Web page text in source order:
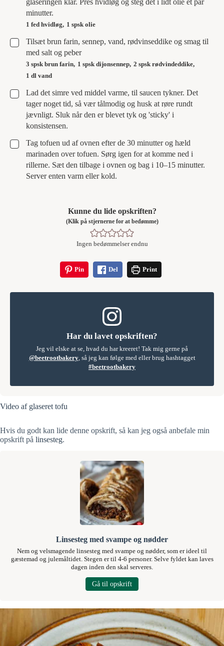
glaseringen klar. Pres hvidløg og steg det i lidt olie et par
minutter.
1 fed hvidløg, 1 spsk olie
▢
Tilsæt brun farin, sennep, vand, rødvinseddike og smag til
med salt og peber
3 spsk brun farin, 1 spsk dijonsennep, 2 spsk rødvindeddike,
1 dl vand
▢
Lad det simre ved middel varme, til saucen tykner. Det
tager noget tid, så vær tålmodig og husk at røre rundt
jævnligt. Sluk når den er blevet tyk og 'sticky' i
konsistensen.
▢
Tag tofuen ud af ovnen efter de 30 minutter og hæld
marinaden over tofuen. Sørg igen for at komme ned i
rillerne. Sæt den tilbage i ovnen og bag i 10–15 minutter.
Server enten varm eller kold.
Kunne du lide opskriften?
(Klik på stjernerne for at bedømme)
Ingen bedømmelser endnu
Pin Del Print
Har du lavet opskriften?
Jeg vil elske at se, hvad du har kreeret! Tak mig gerne på
@beetrootbakery, så jeg kan følge med eller brug hashtagget
#beetrootbakery
Video af glaseret tofu
Hvis du godt kan lide denne opskrift, så kan jeg også anbefale min
opskrift på linsesteg.
Linsesteg med svampe og nødder
Nem og velsmagende linsesteg med svampe og nødder, som er ideel til
gæstemad og julemåltidet. Stegen er til 4-6 personer. Selve fyldet kan laves
dagen inden den skal serveres.
Gå til opskrift